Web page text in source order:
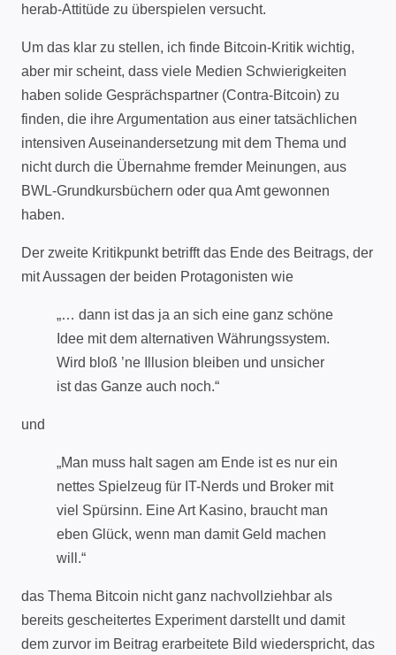
herab-Attitüde zu überspielen versucht.
Um das klar zu stellen, ich finde Bitcoin-Kritik wichtig,
aber mir scheint, dass viele Medien Schwierigkeiten
haben solide Gesprächspartner (Contra-Bitcoin) zu
finden, die ihre Argumentation aus einer tatsächlichen
intensiven Auseinandersetzung mit dem Thema und
nicht durch die Übernahme fremder Meinungen, aus
BWL-Grundkursbüchern oder qua Amt gewonnen
haben.
Der zweite Kritikpunkt betrifft das Ende des Beitrags, der
mit Aussagen der beiden Protagonisten wie
„… dann ist das ja an sich eine ganz schöne
Idee mit dem alternativen Währungssystem.
Wird bloß ’ne Illusion bleiben und unsicher
ist das Ganze auch noch.“
und
„Man muss halt sagen am Ende ist es nur ein
nettes Spielzeug für IT-Nerds und Broker mit
viel Spürsinn. Eine Art Kasino, braucht man
eben Glück, wenn man damit Geld machen
will.“
das Thema Bitcoin nicht ganz nachvollziehbar als
bereits gescheitertes Experiment darstellt und damit
dem zurvor im Beitrag erarbeitete Bild wiederspricht, das